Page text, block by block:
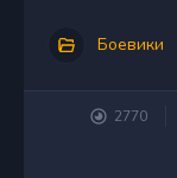
Боевики
2770